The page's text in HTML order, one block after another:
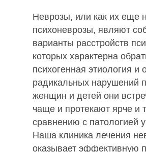
Неврозы, или как их еще
психоневрозы, являют
варианты расстройств
которых характерна
психогенная этиология и
радикальных нарушений
женщин и детей они
чаще и протекают ярче и
сравнению с патологией
Наша клиника лечения
оказывает эффективную